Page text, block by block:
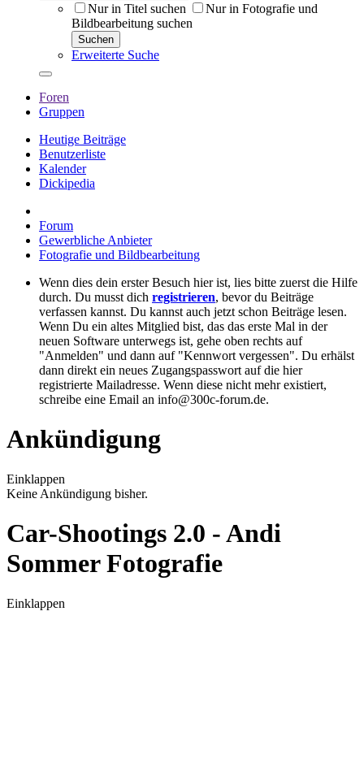
Nur in Titel suchen
Nur in Fotografie und
Bildbearbeitung suchen
Suchen
Erweiterte Suche
Foren
Gruppen
Heutige Beiträge
Benutzerliste
Kalender
Dickipedia
Forum
Gewerbliche Anbieter
Fotografie und Bildbearbeitung
Wenn dies dein erster Besuch hier ist, lies bitte zuerst die Hilfe
durch. Du musst dich registrieren, bevor du Beiträge
verfassen kannst. Du kannst auch jetzt schon Beiträge lesen.
Wenn Du ein altes Mitglied bist, das das erste Mal in der
neuen Software unterwegs ist, gehe oben rechts auf
"Anmelden" und dann auf "Kennwort vergessen". Du erhälst
dann direkt ein neues Zugangspasswort auf die hier
registrierte Mailadresse. Wenn diese nicht mehr existiert,
schreibe eine Email an info@300c-forum.de.
Ankündigung
Einklappen
Keine Ankündigung bisher.
Car-Shootings 2.0 - Andi
Sommer Fotografie
Einklappen